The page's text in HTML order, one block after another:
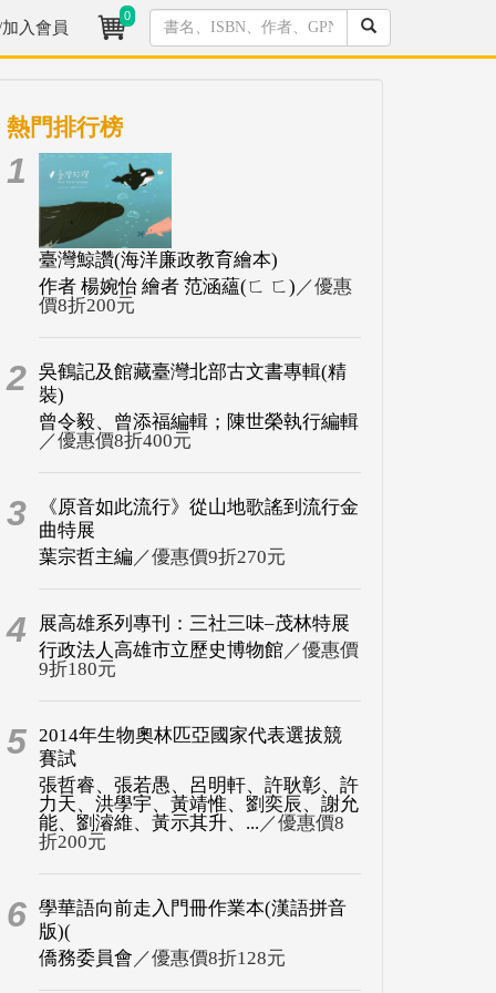
入會員
0
熱門排行榜
1
臺灣鯨讚(海洋廉政教育繪本)
作者 楊婉怡 繪者 范涵蘊(ㄈ ㄈ) ／優惠
價8折200元
2 吳鶴記及館藏臺灣北部古文書專輯(精
裝)
曾令毅、曾添福編輯；陳世榮執行編輯
／優惠價8折400元
3
《原音如此流行》從山地歌謠到流行金
曲特展
葉宗哲主編 ／優惠價9折270元
4
展高雄系列專刊：三社三味–茂林特展
行政法人高雄市立歷史博物館／優惠價
9折180元
5 2014年生物奧林匹亞國家代表選拔競
賽試
張哲睿、張若愚、呂明軒、許耿彰、許
力天、洪學宇、黃靖惟、劉奕辰、謝允
能、劉濬維、黃示其升、... ／優惠價8
折200元
6 學華語向前走入門冊作業本(漢語拼音
版)(
僑務委員會 ／優惠價8折128元